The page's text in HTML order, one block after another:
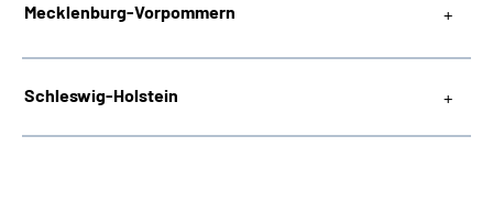
Mecklenburg-Vorpommern
Schleswig-Holstein